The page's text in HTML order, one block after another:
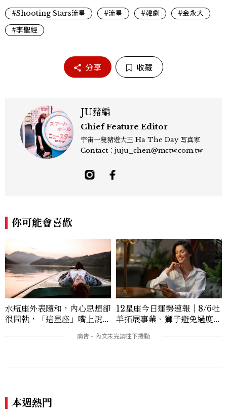
#Shooting Stars流星 #流星 #韓劇
#金永大
#李聖經
分享 收藏
JU豬編
Chief Feature Editor
宇宙一隻豬遊大王 Ha The Day 写真家
Contact：juju_chen@mctw.com.tw
你可能會喜歡
水瓶座外表隨和，內心思想卻
很固執，「這星座」嘴上說都
選！12星座最難被改變的一
12星座今日運勢速報｜8/6牡
羊拓展事業、獅子避免過度借
本週熱門